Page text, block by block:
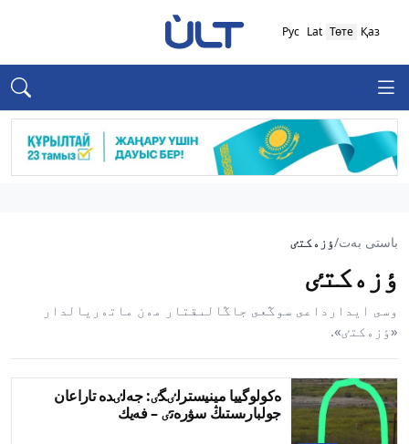
Қаз
Төте
Lat
Рус
باستى بەت/ٶزەكتٸ
ٶزەكتٸ
وسى ايدارداعى سوڭعى جاڭالىقتار مەن ماتەريالدار
«ٶزەكتٸ».
ەكولوگييا مينيسترلٸگٸ: جەلٸدە تاراعان
جولبارىستىڭ سۋرەتٸ – فەيك